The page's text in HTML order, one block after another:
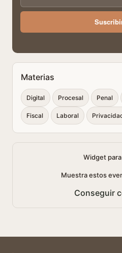
Materias
Digital Procesal Penal
Fiscal Laboral
Widget
Muestra estos
Conseguir